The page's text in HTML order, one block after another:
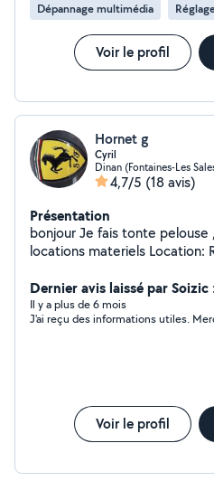
Dépannage multimédia
Voir le profil
Hornet g
Cyril
Dinan (Fontaines-Les
4,7/5 (18 avis)
Présentation
bonjour Je fais tonte pelouse ,petit bricolage, soudure
locations materiels Location: Remorque bagagere avec
nettoyeur haute pression
Groupe électrogène 4000w
Chèque de caution demandé
Dernier avis laissé par
Il y a plus de 6 mois
J'ai reçu des informations utiles.
Voir le profil